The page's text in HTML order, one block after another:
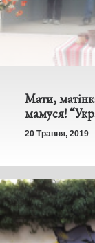
Мати,
мамуся!
20 Травня, 2019